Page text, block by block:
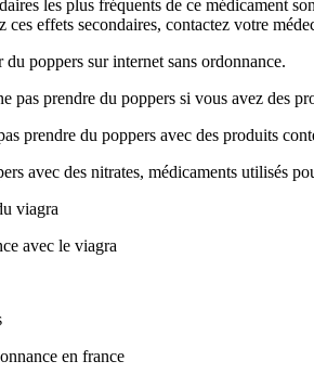
les plus fréquents de ce médicament
ces effets secondaires, contactez votre
du poppers sur internet sans ordonnance.
pas prendre du poppers si vous avez des
prendre du poppers avec des produits
avec des nitrates, médicaments utilisés
viagra
avec le viagra
en france